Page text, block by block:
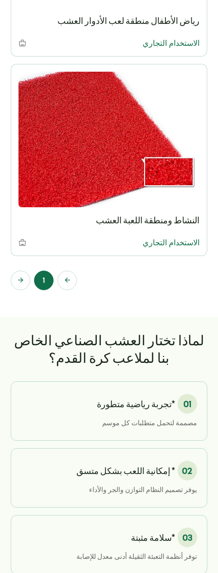
رياض الأطفال منطقة لعب الأدوار العشب
الاستخدام التجاري
النشاط ومنطقة اللعبة العشب
الاستخدام التجاري
1
لماذا تختار العشب الصناعي الخاص
بنا لملاعب كرة القدم؟
01 *تجربة رياضية متطورة
مصممة لتحمل متطلبات كل موسم
02 * إمكانية اللعب بشكل متسق
يوفر تصميم النظام التوازن والجر والأداء
03 *سلامة مثبتة
توفر أنظمة التعبئة الثقيلة أدنى معدل للإصابة